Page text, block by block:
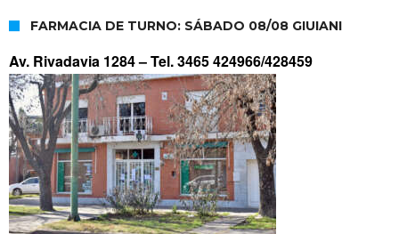
FARMACIA DE TURNO: SÁBADO 08/08 GIUIANI
Av. Rivadavia 1284 –Tel. 3465 424966/428459